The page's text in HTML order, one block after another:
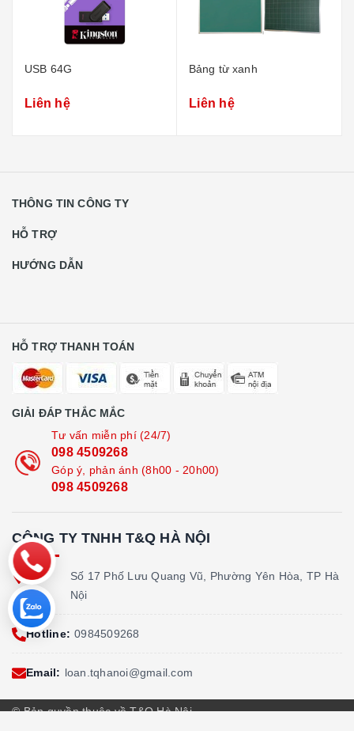
USB 64G
Liên hệ
Bảng từ xanh
Liên hệ
THÔNG TIN CÔNG TY
HỖ TRỢ
HƯỚNG DẪN
HỖ TRỢ THANH TOÁN
GIẢI ĐÁP THẮC MẮC
Tư vấn miễn phí (24/7)
098 4509268
Góp ý, phản ánh (8h00 - 20h00)
098 4509268
CÔNG TY TNHH T&Q HÀ NỘI
Địa
chỉ:
Số 17 Phố Lưu Quang Vũ, Phường Yên Hòa, TP Hà
Nội
Hotline: 0984509268
Email: loan.tqhanoi@gmail.com
© Bản quyền thuộc về T&Q Hà Nội